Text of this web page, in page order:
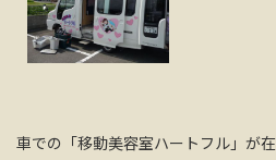
車での「移動美容室ハートフル」が